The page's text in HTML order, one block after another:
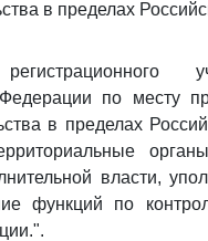
в пределах
Федерации по месту
в пределах
власти,
функций по